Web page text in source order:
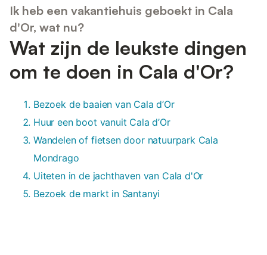
Ik heb een vakantiehuis geboekt in Cala
d'Or, wat nu?
Wat zijn de leukste dingen
om te doen in Cala d'Or?
Bezoek de baaien van Cala d’Or
Huur een boot vanuit Cala d’Or
Wandelen of fietsen door natuurpark Cala
Mondrago
Uiteten in de jachthaven van Cala d'Or
Bezoek de markt in Santanyi